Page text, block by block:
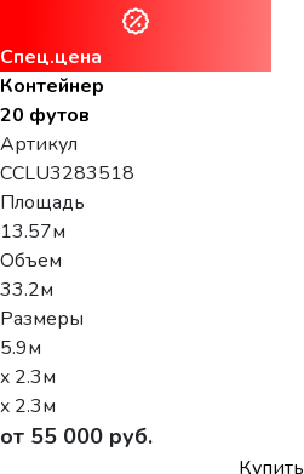
Спец.цена
Контейнер
20 футов
Артикул
CCLU3283518
Площадь
13.57м
Объем
33.2м
Размеры
5.9м
x 2.3м
x 2.3м
от 55 000 руб.
Купить